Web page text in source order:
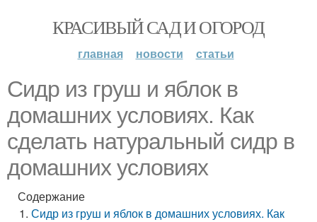
КРАСИВЫЙ САД И ОГОРОД
главная новости статьи
Сидр из груш и яблок в
домашних условиях. Как
сделать натуральный сидр в
домашних условиях
Содержание
Сидр из груш и яблок в домашних условиях. Как